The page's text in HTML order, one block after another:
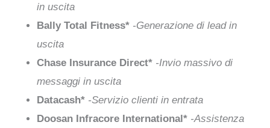
in uscita
Bally Total Fitness* -Generazione di lead in
uscita
Chase Insurance Direct* -Invio massivo di
messaggi in uscita
Datacash* -Servizio clienti in entrata
Doosan Infracore International* -Assistenza